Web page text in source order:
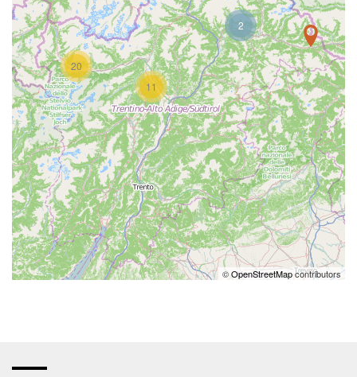
2
11
20
©OpenStreetMapcontributors